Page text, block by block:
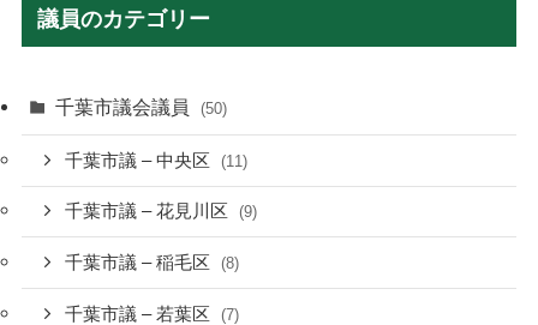
議員のカテゴリー
千葉市議会議員 (50)
千葉市議 – 中央区 (11)
千葉市議 – 花見川区 (9)
千葉市議 – 稲毛区 (8)
千葉市議 – 若葉区 (7)